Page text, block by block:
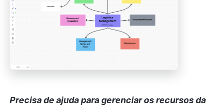
Precisa de ajuda para gerenciar os recursos da